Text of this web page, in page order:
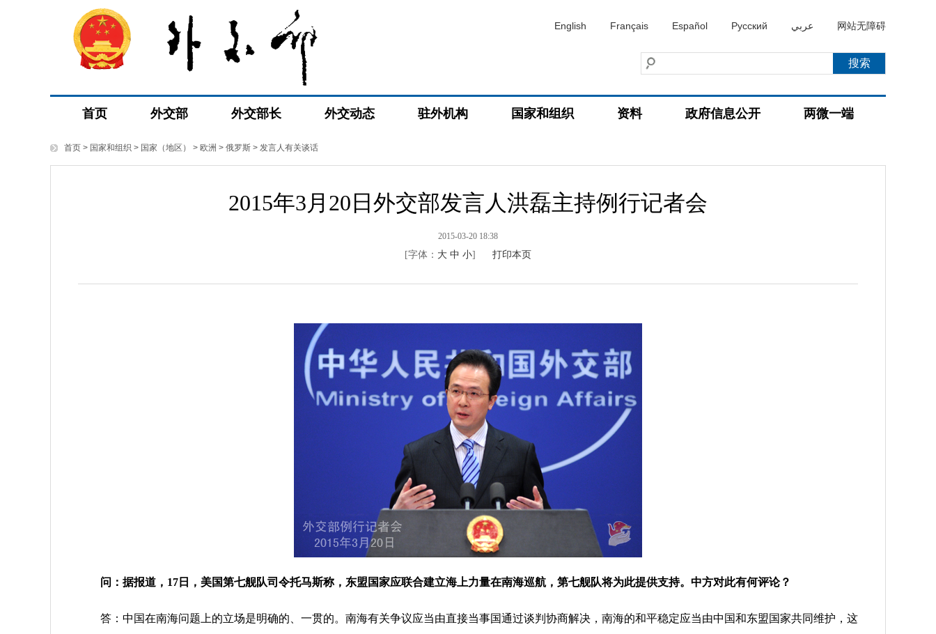
English Français Español Русский عربي 网站无障碍
首页 外交部 外交部长 外交动态 驻外机构 国家和组织 资料 政府信息公开 两微一端
首页 > 国家和组织 > 国家（地区） > 欧洲 > 俄罗斯 > 发言人有关谈话
2015年3月20日外交部发言人洪磊主持例行记者会
2015-03-20 18:38
[字体： 大 中 小] 打印本页
问： 据报道，17日，美国第七舰队司令托马斯称，东盟国家应联合建立海上力量在南海巡航，第七舰队将为此提供支持。中方对此有何评论？
答：中国在南海问题上的立场是明确的、一贯的。南海有关争议应当由直接当事国通过谈判协商解决，南海的和平稳定应当由中国和东盟国家共同维护，这